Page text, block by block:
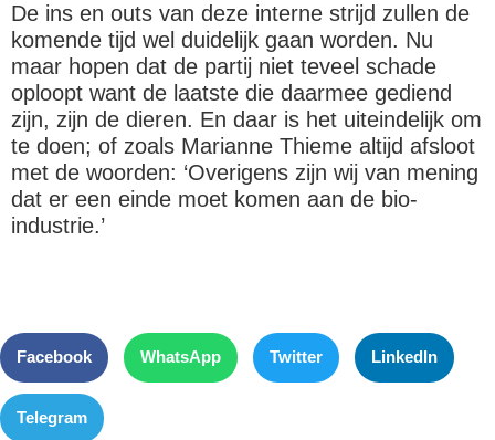
De ins en outs van deze interne strijd zullen de
komende tijd wel duidelijk gaan worden. Nu
maar hopen dat de partij niet teveel schade
oploopt want de laatste die daarmee gediend
zijn, zijn de dieren. En daar is het uiteindelijk om
te doen; of zoals Marianne Thieme altijd afsloot
met de woorden: ‘Overigens zijn wij van mening
dat er een einde moet komen aan de bio-
industrie.’
Facebook WhatsApp Twitter LinkedIn
Telegram